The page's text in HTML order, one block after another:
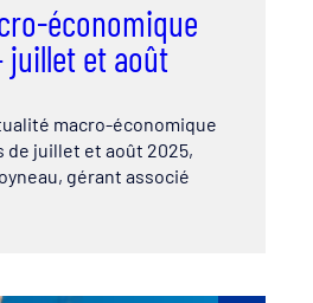
économique
juillet et août
macro-économique
de juillet et août 2025,
gérant associé